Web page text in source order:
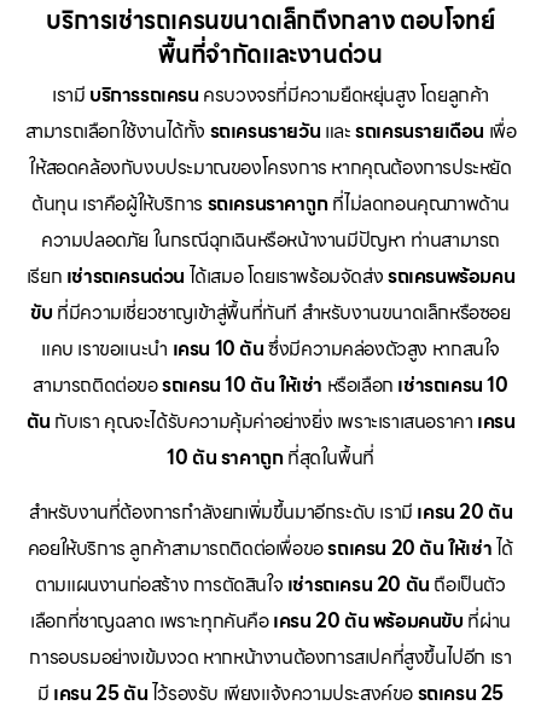
บริการเช่ารถเครนขนาดเล็กถึงกลาง ตอบโจทย์
พื้นที่จำกัดและงานด่วน
เรามี บริการรถเครน ครบวงจรที่มีความยืดหยุ่นสูง โดยลูกค้า
สามารถเลือกใช้งานได้ทั้ง รถเครนรายวัน และรถเครนรายเดือน เพื่อ
ให้สอดคล้องกับงบประมาณของโครงการ หากคุณต้องการประหยัด
ต้นทุน เราคือผู้ให้บริการ รถเครนราคาถูกที่ไม่ลดทอนคุณภาพด้าน
ความปลอดภัย ในกรณีฉุกเฉินหรือหน้างานมีปัญหา ท่านสามารถ
เรียก เช่ารถเครนด่วน ได้เสมอ โดยเราพร้อมจัดส่งรถเครนพร้อมคน
ขับ ที่มีความเชี่ยวชาญเข้าสู่พื้นที่ทันที สำหรับงานขนาดเล็กหรือซอย
แคบ เราขอแนะนำ เครน 10 ตันซึ่งมีความคล่องตัวสูง หากสนใจ
สามารถติดต่อขอรถเครน 10 ตัน ให้เช่า หรือเลือก เช่ารถเครน 10
ตัน กับเรา คุณจะได้รับความคุ้มค่าอย่างยิ่ง เพราะเราเสนอราคา เครน
10 ตัน ราคาถูกที่สุดในพื้นที่
สำหรับงานที่ต้องการกำลังยกเพิ่มขึ้นมาอีกระดับ เรามี เครน 20 ตัน
คอยให้บริการ ลูกค้าสามารถติดต่อเพื่อขอรถเครน 20 ตัน ให้เช่าได้
ตามแผนงานก่อสร้าง การตัดสินใจ เช่ารถเครน 20 ตัน ถือเป็นตัว
เลือกที่ชาญฉลาด เพราะทุกคันคือเครน 20 ตัน พร้อมคนขับ ที่ผ่าน
การอบรมอย่างเข้มงวด หากหน้างานต้องการสเปคที่สูงขึ้นไปอีก เรา
มี เครน 25 ตันไว้รองรับ เพียงแจ้งความประสงค์ขอรถเครน 25